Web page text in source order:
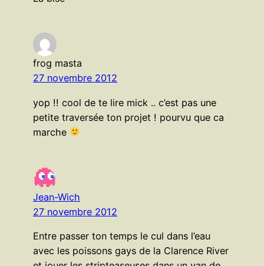
frog masta
27 novembre 2012
yop !! cool de te lire mick .. c’est pas une
petite traversée ton projet ! pourvu que ca
marche
Jean-Wich
27 novembre 2012
Entre passer ton temps le cul dans l’eau
avec les poissons gays de la Clarence River